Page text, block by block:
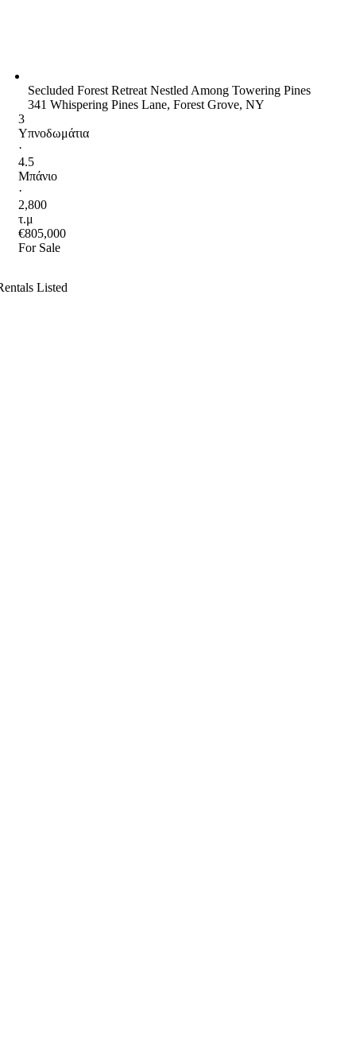
Secluded Forest Retreat Nestled Among Towering Pines
341 Whispering Pines Lane, Forest Grove, NY
3
Υπνοδωμάτια
·
4.5
Μπάνιο
·
2,800
τ.μ
€805,000
For Sale
Listed